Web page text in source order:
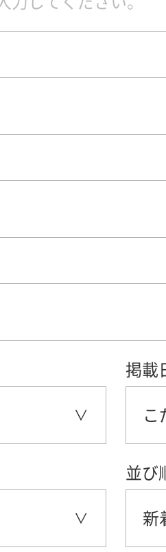
掲載
こ
並び
新